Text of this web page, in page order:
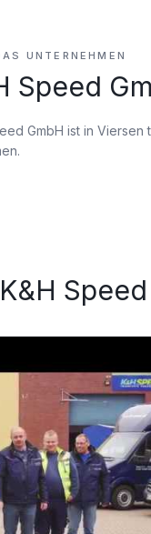
UNTERNEHMEN
Speed
GmbH ist in Viersen
K&H